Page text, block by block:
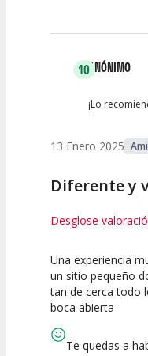
10ANÓNIMO
¡Lo
13 Enero 2025
Diferente y
Desglose
10
Calidad del
Espectáculo
Una experiencia
un sitio pequeño
tan de cerca todo
boca abierta
Te quedas a